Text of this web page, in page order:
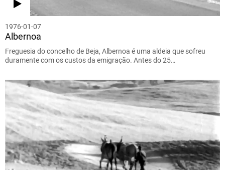
1976-01-07
Albernoa
Freguesia do concelho de Beja, Albernoa é uma aldeia que sofreu
duramente com os custos da emigração. Antes do 25…